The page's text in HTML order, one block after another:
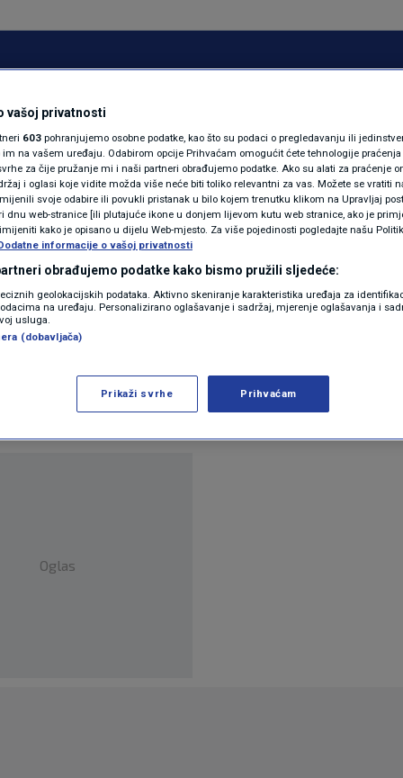
KOLUMNE
N1(DIS)INFO
FOTO
VIDEO
koliko je ročnika
u srijedu Pravilnik o civilnoj službi koji
savjesti, a prvi od njih bi na obuku trebali biti
pozvalo tek 13 ročnika.
Oglas
vašoj privatnosti
603 pohranjujemo osobne podatke, kao što su podaci o pregledavanju ili
na vašem uređaju. Odabirom opcije Prihvaćam omogućit ćete tehnologije praćenja
za čije pružanje mi i naši partneri obrađujemo podatke. Ako su alati za praćenje
i oglasi koje vidite možda više neće biti toliko relevantni za vas. Možete se vratiti
svoje odabire ili povukli pristanak u bilo kojem trenutku klikom na Upravljaj
dnu web-stranice [ili plutajuće ikone u donjem lijevom kutu web stranice, ako je
kako je opisano u dijelu Web-mjesto. Za više pojedinosti pogledajte našu
informacije o vašoj privatnosti
obrađujemo podatke kako bismo pružili sljedeće:
geolokacijskih podataka. Aktivno skeniranje karakteristika uređaja za
na uređaju. Personalizirano oglašavanje i sadržaj, mjerenje oglašavanja i
usluga.
(dobavljača)
Prikaži svrhe Prihvaćam